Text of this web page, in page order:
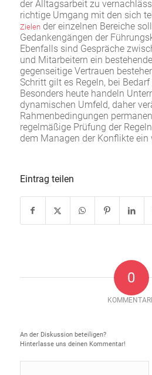
der Alltagsarbeit zu
richtige Umgang mit den sich
Zielender einzelnen Bereiche
Gedankengängen der
Ebenfalls sind Gespräche
und Mitarbeitern ein
gegenseitige Vertrauen
Schritt gilt es Regeln, bei Bedarf
Besonders heute handeln
dynamischen Umfeld, daher
Rahmenbedingungen
regelmäßige Prüfung der
dem Managen der Konflikte ein
Eintrag teilen
0
An der Diskussion beteiligen?
Hinterlasse uns deinen Kommentar!